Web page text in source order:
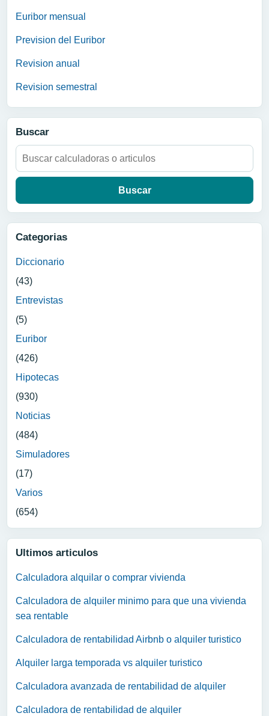
Euribor mensual
Prevision del Euribor
Revision anual
Revision semestral
Buscar
Buscar:
Categorias
Diccionario
(43)
Entrevistas
(5)
Euribor
(426)
Hipotecas
(930)
Noticias
(484)
Simuladores
(17)
Varios
(654)
Ultimos articulos
Calculadora alquilar o comprar vivienda
Calculadora de alquiler minimo para que una vivienda
sea rentable
Calculadora de rentabilidad Airbnb o alquiler turistico
Alquiler larga temporada vs alquiler turistico
Calculadora avanzada de rentabilidad de alquiler
Calculadora de rentabilidad de alquiler